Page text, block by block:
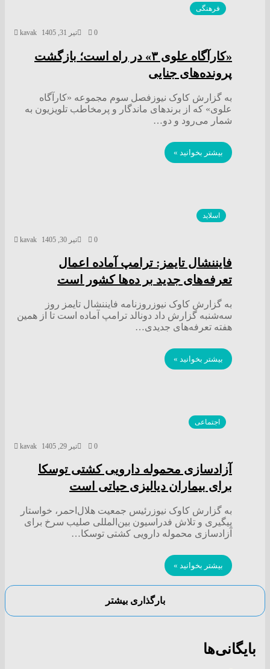
فرهنگی
kavak تیر 31, 1405 0
«کارآگاه علوی ۳» در راه است؛ بازگشت
پرونده‌های جنایی
به گزارش کاوک نیوزفصل سوم مجموعه «کارآگاه
علوی» که از برند‌های ماندگار و پرمخاطب تلویزیون به
شمار می‌رود و دو…
بیشتر بخوانید »
اسلاید
kavak تیر 30, 1405 0
فایننشال تایمز: ترامپ آماده اعمال
تعرفه‌های جدید بر ده‌ها کشور است
به گزارش کاوک نیوزروزنامه فایننشال تایمز روز
سه‌شنبه گزارش داد دونالد ترامپ آماده است تا از همین
هفته تعرفه‌های جدیدی…
بیشتر بخوانید »
اجتماعی
kavak تیر 29, 1405 0
آزادسازی محموله دارویی کشتی توسکا
برای بیماران دیالیزی حیاتی است
به گزارش کاوک نیوزرئیس جمعیت هلال‌احمر، خواستار
پیگیری و تلاش فدراسیون بین‌المللی صلیب سرخ برای
آزادسازی محموله دارویی کشتی توسکا…
بیشتر بخوانید »
بارگذاری بیشتر
بایگانی‌ها